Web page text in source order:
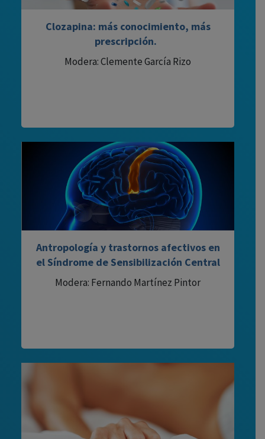
Clozapina: más conocimiento, más
prescripción.
Modera: Clemente García Rizo
Antropología y trastornos afectivos en
el Síndrome de Sensibilización Central
Modera: Fernando Martínez Pintor